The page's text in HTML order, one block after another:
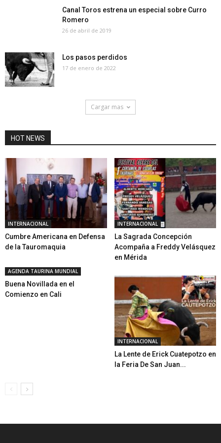
Canal Toros estrena un especial sobre Curro
Romero
26 de abril de 2019
Los pasos perdidos
17 de enero de 2022
Cargar mas
HOT NEWS
INTERNACIONAL
Cumbre Americana en Defensa
de la Tauromaquia
INTERNACIONAL
La Sagrada Concepción
Acompaña a Freddy Velásquez
en Mérida
AGENDA TAURINA MUNDIAL
Buena Novillada en el
Comienzo en Cali
INTERNACIONAL
La Lente de Erick Cuatepotzo en
la Feria De San Juan...